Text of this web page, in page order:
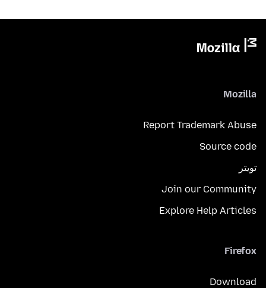
Mozilla
Report Trademark Abuse
Source code
تويتر
Join our Community
Explore Help Articles
Firefox
Download